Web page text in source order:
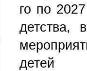
го по
детства,
детей